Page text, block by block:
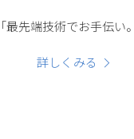
「最先端技術でお手伝い
詳しくみる